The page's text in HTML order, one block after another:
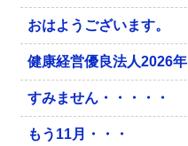
おはようございます。
健康経営優良法人2026年
すみません・・・・・
もう11月・・・